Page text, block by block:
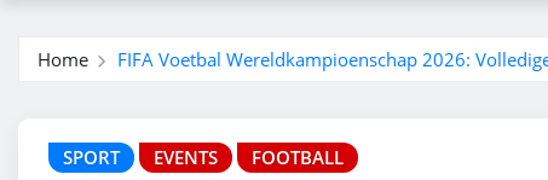
Home FIFA Voetbal Wereldkampioenschap 2026:
SPORT EVENTS FOOTBALL